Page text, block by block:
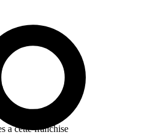
a cette franchise